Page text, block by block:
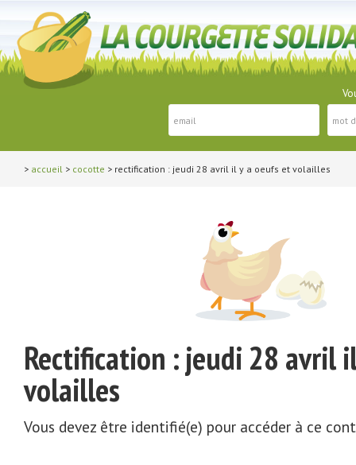
> accueil > cocotte > rectification : jeudi 28 avril il y a oeufs et volailles
Rectification : jeudi 28 avril
volailles
Vous devez être identifié(e) pour accéder à ce